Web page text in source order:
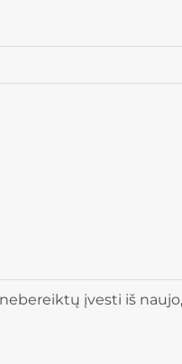
įvesti iš